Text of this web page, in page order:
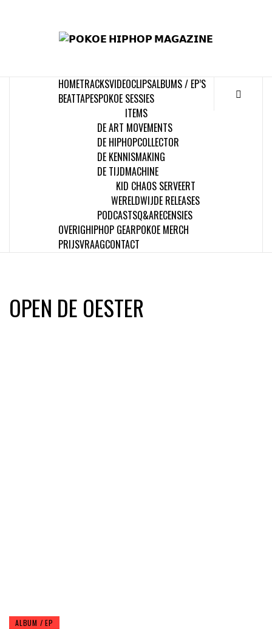
HOMETRACKSVIDEOCLIPSALBUMS / EP’S
BEATTAPESPOKOE SESSIES
ITEMS
DE ART MOVEMENTS
DE HIPHOPCOLLECTOR
DE KENNISMAKING
DE TIJDMACHINE
KID CHAOS SERVEERT
WERELDWIJDE RELEASES
PODCASTSQ&ARECENSIES
OVERIGHIPHOP GEARPOKOE MERCH
PRIJSVRAAGCONTACT
OPEN DE OESTER
ALBUM / EP